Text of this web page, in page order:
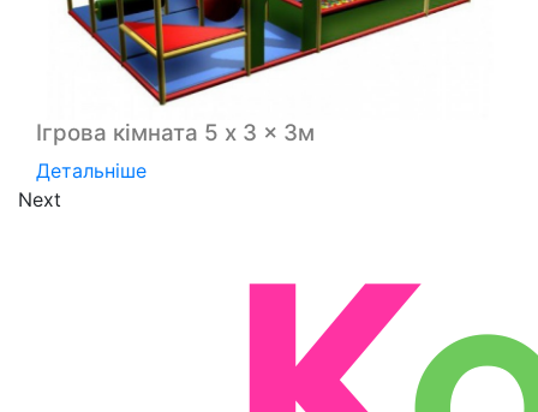
Ігрова кімната 5 x 3 x 3м
Детальніше
Next